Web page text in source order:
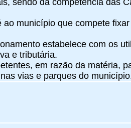
sendo da competência das
município que compete
estabelece com os
e tributária.
em razão da matéria,
vias e parques do